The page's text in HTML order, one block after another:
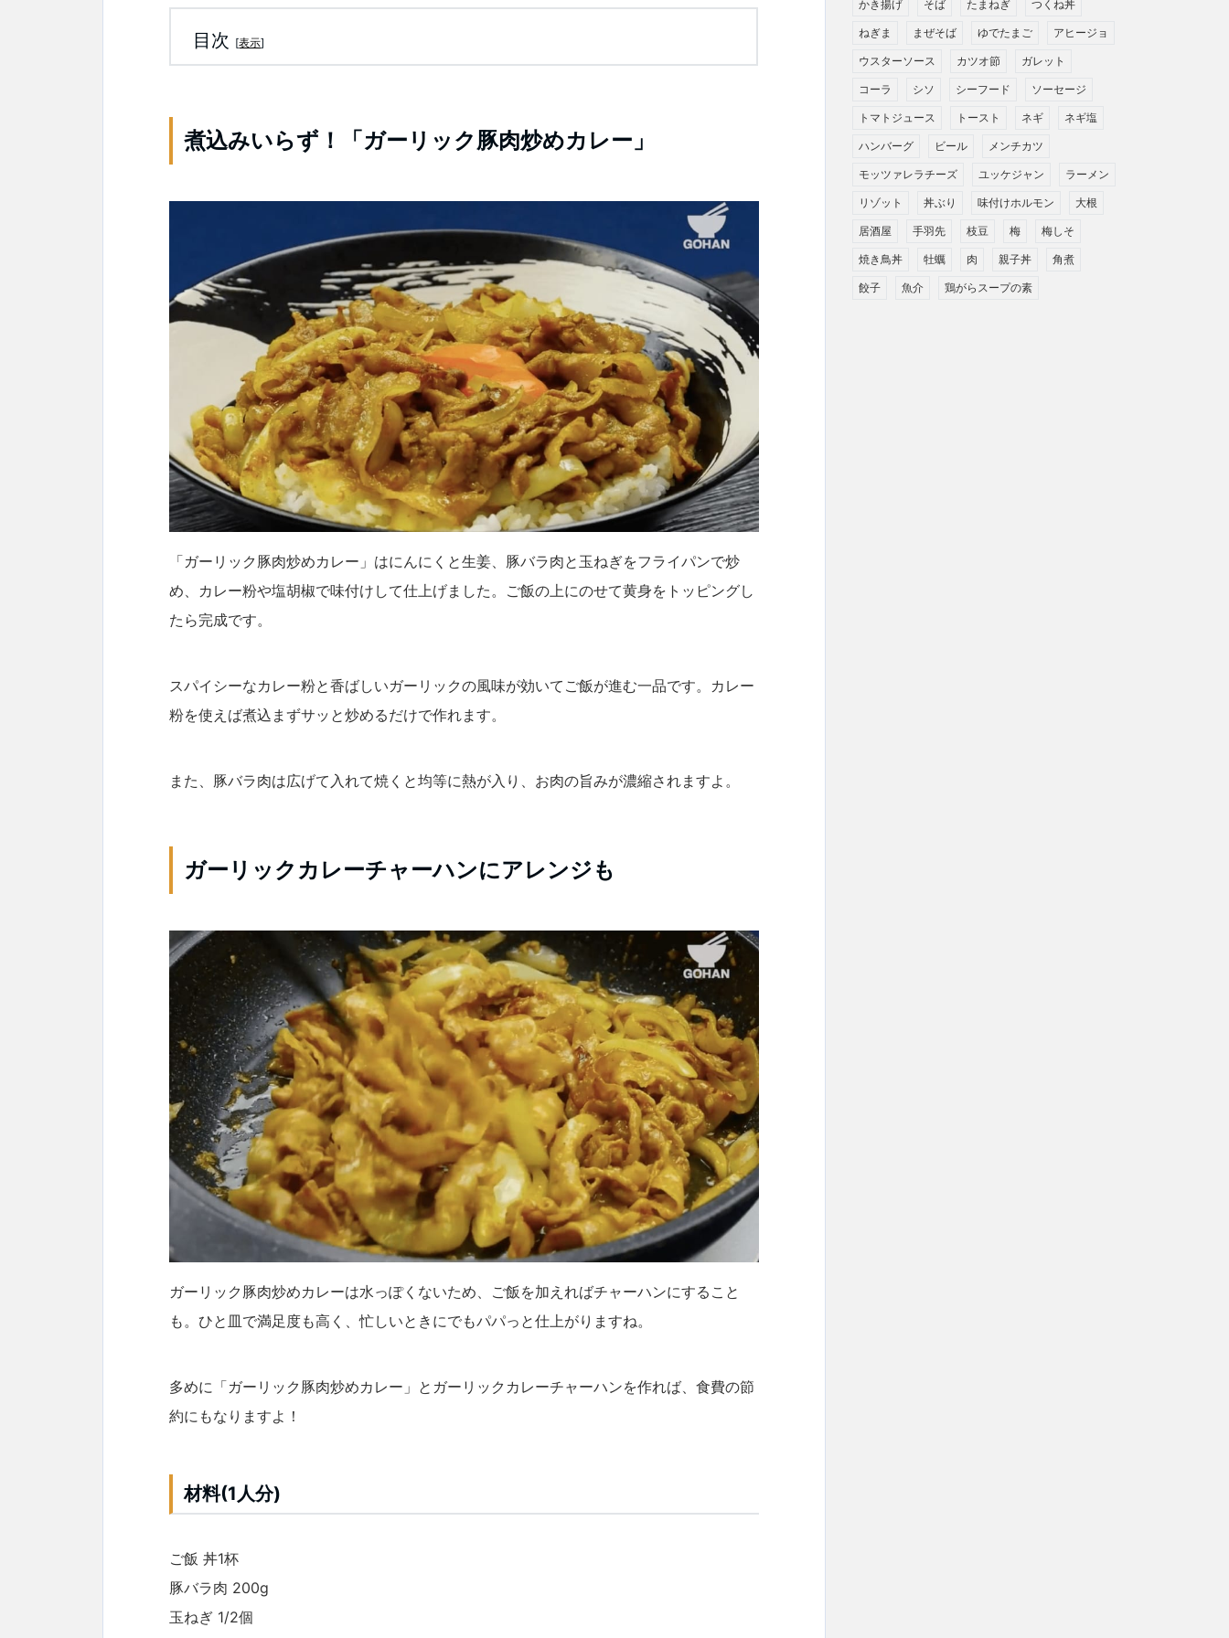
目次 [表示]
煮込みいらず！「ガーリック豚肉炒めカレー」
「ガーリック豚肉炒めカレー」はにんにくと生姜、豚バラ肉と玉ねぎをフライパンで炒
め、カレー粉や塩胡椒で味付けして仕上げました。ご飯の上にのせて黄身をトッピングし
たら完成です。
スパイシーなカレー粉と香ばしいガーリックの風味が効いてご飯が進む一品です。カレー
粉を使えば煮込まずサッと炒めるだけで作れます。
また、豚バラ肉は広げて入れて焼くと均等に熱が入り、お肉の旨みが濃縮されますよ。
ガーリックカレーチャーハンにアレンジも
ガーリック豚肉炒めカレーは水っぽくないため、ご飯を加えればチャーハンにすること
も。ひと皿で満足度も高く、忙しいときにでもパパっと仕上がりますね。
多めに「ガーリック豚肉炒めカレー」とガーリックカレーチャーハンを作れば、食費の節
約にもなりますよ！
材料(1人分)
ご飯 丼1杯
豚バラ肉 200g
玉ねぎ 1/2個
かき揚げ そば たまねぎ つくね丼
ねぎま まぜそば ゆでたまご アヒージョ
ウスターソース カツオ節 ガレット
コーラ シソ シーフード ソーセージ
トマトジュース トースト ネギ ネギ塩
ハンバーグ ビール メンチカツ
モッツァレラチーズ ユッケジャン ラーメン
リゾット 丼ぶり 味付けホルモン 大根
居酒屋 手羽先 枝豆 梅 梅しそ
焼き鳥丼 牡蠣 肉 親子丼 角煮
餃子 魚介 鶏がらスープの素